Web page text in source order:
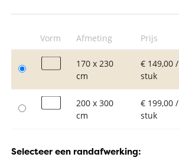
Vorm Afmeting Prijs
170 x 230
cm
€ 149,00 /
stuk
200 x 300
cm
€ 199,00 /
stuk
Selecteer een randafwerking: